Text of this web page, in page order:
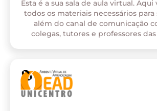
Esta é a sua sala de aula virtual.
todos os materiais necessários para
além do canal de comunicação
colegas, tutores e professores